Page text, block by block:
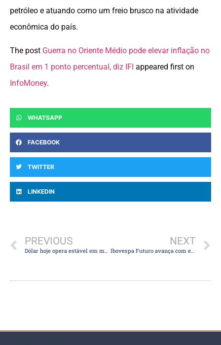
petróleo e atuando como um freio brusco na atividade
econômica do país.
The post Guerra no Oriente Médio pode elevar inflação no
Brasil em 1 ponto percentual, diz IFI appeared first on
InfoMoney.
WHATSAPP
FACEBOOK
TWITTER
LINKEDIN
PREVIOUS
Dólar hoje opera estável em meio a esperanças de acordo entre EUA e Irã
NEXT
Ibovespa Futuro avança com expectativa de acordo no Oriente Médio